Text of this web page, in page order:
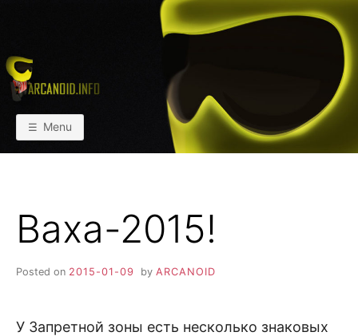
АРКАИНФО
Пейнтбол vs Paintball
Menu
Ваха-2015!
Posted on 2015-01-09 by ARCANOID
У Запретной зоны есть несколько знаковых